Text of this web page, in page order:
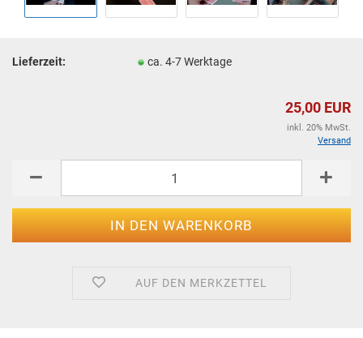
Lieferzeit: ca. 4-7 Werktage
25,00 EUR
inkl. 20% MwSt.
Versand
AUF DEN MERKZETTEL